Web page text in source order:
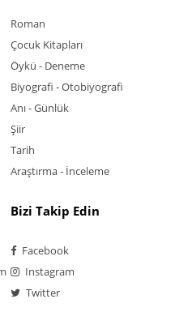
Roman
Çocuk Kitapları
Öykü - Deneme
Biyografi - Otobiyografi
Anı - Günlük
Şiir
Tarih
Araştırma - İnceleme
Bizi Takip Edin
Facebook
Instagram
Twitter